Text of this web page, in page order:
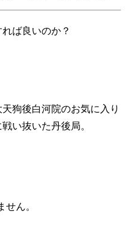
ば良いのか？
狗後白河院のお気に入り
い抜いた丹後局。
せん。